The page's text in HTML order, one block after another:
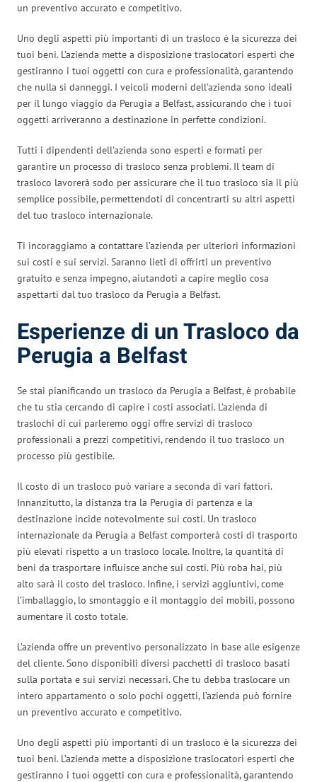
un preventivo accurato e competitivo.
Uno degli aspetti più importanti di un trasloco è la sicurezza dei
tuoi beni. L’azienda mette a disposizione traslocatori esperti che
gestiranno i tuoi oggetti con cura e professionalità, garantendo
che nulla si danneggi. I veicoli moderni dell’azienda sono ideali
per il lungo viaggio da Perugia a Belfast, assicurando che i tuoi
oggetti arriveranno a destinazione in perfette condizioni.
Tutti i dipendenti dell’azienda sono esperti e formati per
garantire un processo di trasloco senza problemi. Il team di
trasloco lavorerà sodo per assicurare che il tuo trasloco sia il più
semplice possibile, permettendoti di concentrarti su altri aspetti
del tuo trasloco internazionale.
Ti incoraggiamo a contattare l’azienda per ulteriori informazioni
sui costi e sui servizi. Saranno lieti di offrirti un preventivo
gratuito e senza impegno, aiutandoti a capire meglio cosa
aspettarti dal tuo trasloco da Perugia a Belfast.
Esperienze di un Trasloco da
Perugia a Belfast
Se stai pianificando un trasloco da Perugia a Belfast, è probabile
che tu stia cercando di capire i costi associati. L’azienda di
traslochi di cui parleremo oggi offre servizi di trasloco
professionali a prezzi competitivi, rendendo il tuo trasloco un
processo più gestibile.
Il costo di un trasloco può variare a seconda di vari fattori.
Innanzitutto, la distanza tra la Perugia di partenza e la
destinazione incide notevolmente sui costi. Un trasloco
internazionale da Perugia a Belfast comporterà costi di trasporto
più elevati rispetto a un trasloco locale. Inoltre, la quantità di
beni da trasportare influisce anche sui costi. Più roba hai, più
alto sarà il costo del trasloco. Infine, i servizi aggiuntivi, come
l’imballaggio, lo smontaggio e il montaggio dei mobili, possono
aumentare il costo totale.
L’azienda offre un preventivo personalizzato in base alle esigenze
del cliente. Sono disponibili diversi pacchetti di trasloco basati
sulla portata e sui servizi necessari. Che tu debba traslocare un
intero appartamento o solo pochi oggetti, l’azienda può fornire
un preventivo accurato e competitivo.
Uno degli aspetti più importanti di un trasloco è la sicurezza dei
tuoi beni. L’azienda mette a disposizione traslocatori esperti che
gestiranno i tuoi oggetti con cura e professionalità, garantendo